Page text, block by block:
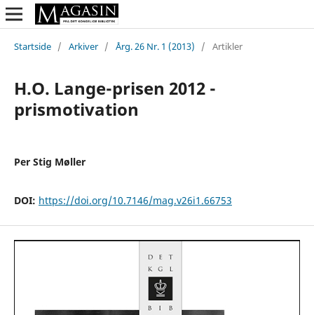
Startside / Arkiver / Årg. 26 Nr. 1 (2013) / Artikler
H.O. Lange-prisen 2012 -
prismotivation
Per Stig Møller
DOI: https://doi.org/10.7146/mag.v26i1.66753